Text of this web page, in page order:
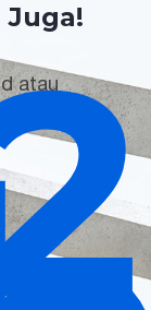
Juga!
atau